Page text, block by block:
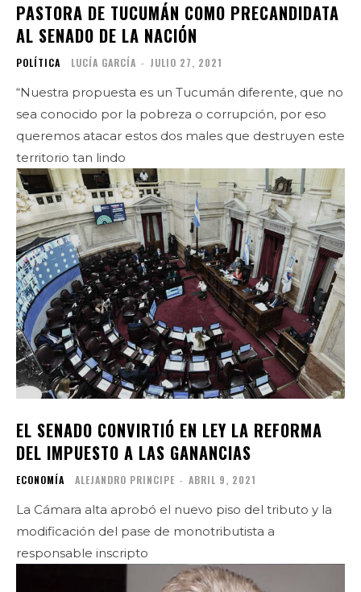
PASTORA DE TUCUMÁN COMO PRECANDIDATA
AL SENADO DE LA NACIÓN
POLÍTICA LUCÍA GARCÍA - JULIO 27, 2021
“Nuestra propuesta es un Tucumán diferente, que no
sea conocido por la pobreza o corrupción, por eso
queremos atacar estos dos males que destruyen este
territorio tan lindo
EL SENADO CONVIRTIÓ EN LEY LA REFORMA
DEL IMPUESTO A LAS GANANCIAS
ECONOMÍA ALEJANDRO PRINCIPE - ABRIL 9, 2021
La Cámara alta aprobó el nuevo piso del tributo y la
modificación del pase de monotributista a
responsable inscripto